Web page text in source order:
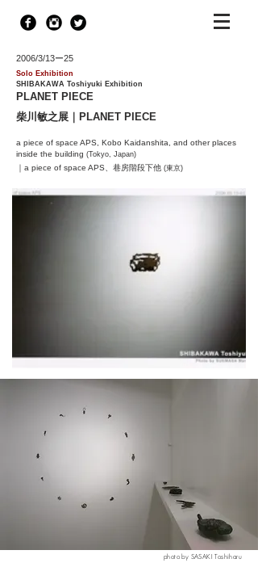
2006/3/13ー25
Solo Exhibition
SHIBAKAWA Toshiyuki Exhibition
PLANET PIECE
柴川敏之展｜PLANET PIECE
a piece of space APS , Kobo Kaidanshita, and other places
inside the building (Tokyo, Japan)
｜a piece of space APS、巷房階段下他 (東京)
photo by SASAKI Toshiharu